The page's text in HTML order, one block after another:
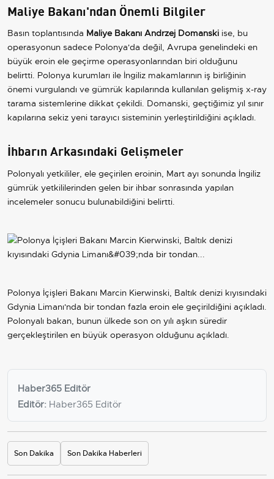
Maliye Bakanı'ndan Önemli Bilgiler
Basın toplantısında Maliye Bakanı Andrzej Domanski ise, bu
operasyonun sadece Polonya'da değil, Avrupa genelindeki en
büyük eroin ele geçirme operasyonlarından biri olduğunu
belirtti. Polonya kurumları ile İngiliz makamlarının iş birliğinin
önemi vurgulandı ve gümrük kapılarında kullanılan gelişmiş x-ray
tarama sistemlerine dikkat çekildi. Domanski, geçtiğimiz yıl sınır
kapılarına sekiz yeni tarayıcı sisteminin yerleştirildiğini açıkladı.
İhbarın Arkasındaki Gelişmeler
Polonyalı yetkililer, ele geçirilen eroinin, Mart ayı sonunda İngiliz
gümrük yetkililerinden gelen bir ihbar sonrasında yapılan
incelemeler sonucu bulunabildiğini belirtti.
Polonya İçişleri Bakanı Marcin Kierwinski, Baltık denizi kıyısındaki
Gdynia Limanı'nda bir tondan fazla eroin ele geçirildiğini açıkladı.
Polonyalı bakan, bunun ülkede son on yılı aşkın süredir
gerçekleştirilen en büyük operasyon olduğunu açıkladı.
Haber365 Editör
Editör: Haber365 Editör
Son Dakika Son Dakika Haberleri